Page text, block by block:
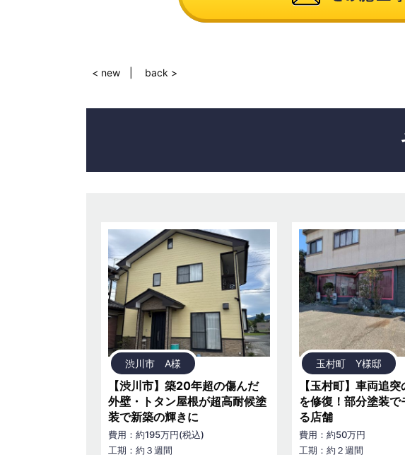
< new back >
渋川市 A様
【渋川市】築20年超の傷んだ
外壁・トタン屋根が超高耐候塗
装で新築の輝きに
費用：約195万円(税込)
工期：約３週間
玉村町 Y様邸
【玉村町】車両追
を修復！部分塗装で
る店舗
費用：約50万円
工期：約２週間